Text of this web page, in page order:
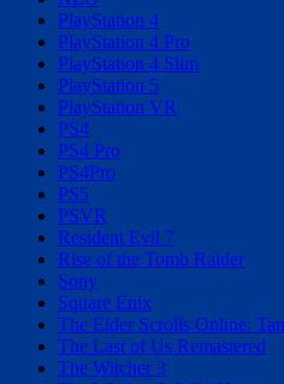
PlayStation 4
PlayStation 4 Pro
PlayStation 4 Slim
PlayStation 5
PlayStation VR
PS4
PS4 Pro
PS4Pro
PS5
PSVR
Resident Evil 7
Rise of the Tomb Raider
Sony
Square Enix
The Elder Scrolls Online:
The Last of Us Remastered
The Witcher 3